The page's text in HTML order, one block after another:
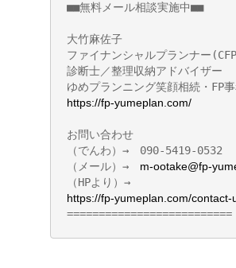
■■無料メール相談実施中■■
大竹麻佐子
ファイナンシャルプランナー
診断士／整理収納アドバイ
ゆめプランニング笑顔相続・FP
https://fp-yumeplan.com/
お問い合わせ
（でんわ）→　090-5419-0532
（メール）→ m-ootake@fp-
（HPより）→
https://fp-yumeplan.com/contact-
==========================